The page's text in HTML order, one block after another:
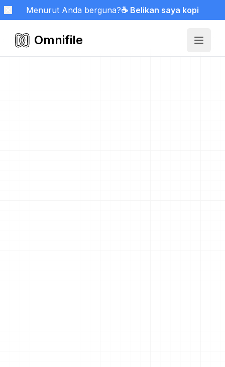
Menurut Anda berguna?☕ Belikan saya kopi
Omnifile